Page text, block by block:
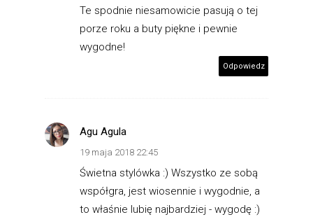
Te spodnie niesamowicie pasują o tej
porze roku a buty piękne i pewnie
wygodne!
Odpowiedz
Agu Agula
19 maja 2018 22:45
Świetna stylówka :) Wszystko ze sobą
współgra, jest wiosennie i wygodnie, a
to właśnie lubię najbardziej - wygodę :)